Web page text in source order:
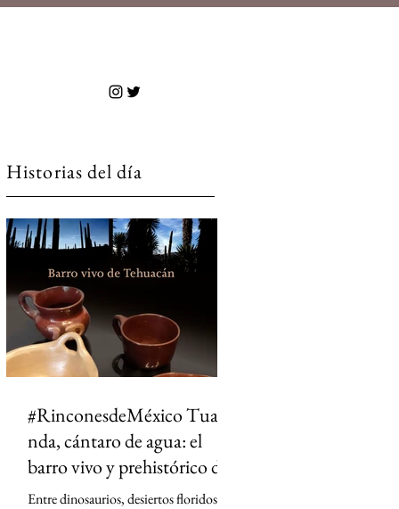
Historias del día
#RinconesdeMéxico Tua-
nda, cántaro de agua: el
barro vivo y prehistórico de
Tehuacán
Entre dinosaurios, desiertos floridos y